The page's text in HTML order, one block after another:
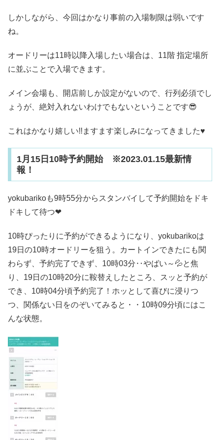
しかしながら、今回はかなり事前の入場制限は弱いです
ね。
オードリーは11時以降入場したい場合は、11階 指定場所
に並ぶことで入場できます。
メイン会場も、開店前しか設定がないので、行列必須でし
ょうが、絶対入れないわけでもないということです😎
これはかなり嬉しい!!ますます楽しみになってきました♥
1月15日10時予約開始 ※2023.01.15最新情
報！
yokubarikoも9時55分からスタンバイして予約開始をドキ
ドキして待つ❤
10時ぴったりに予約ができるようになり、yokubarikoは
19日の10時オードリーを狙う。カートインできたにも関
わらず、予約完了できず、10時03分‥やばい～💦と焦
り、19日の10時20分に鞍替えしたところ、スッと予約が
でき、10時04分頃予約完了！ホッとして喜びに浸りつ
つ、関係ない日をのぞいてみると・・10時09分頃にはこ
んな状態。